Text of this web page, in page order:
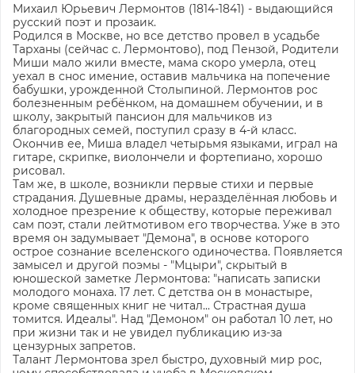
Михаил Юрьевич Лермонтов (1814-1841) - выдающийся
русский поэт и прозаик.
Родился в Москве, но все детство провел в усадьбе
Тарханы (сейчас с. Лермонтово), под Пензой, Родители
Миши мало жили вместе, мама скоро умерла, отец
уехал в снос имение, оставив мальчика на попечение
бабушки, урожденной Столыпиной. Лермонтов рос
болезненным ребёнком, на домашнем обучении, и в
школу, закрытый пансион для мальчиков из
благородных семей, поступил сразу в 4-й класс.
Окончив ее, Миша владел четырьмя языками, играл на
гитаре, скрипке, виолончели и фортепиано, хорошо
рисовал.
Там же, в школе, возникли первые стихи и первые
страдания. Душевные драмы, неразделённая любовь и
холодное презрение к обществу, которые переживал
сам поэт, стали лейтмотивом его творчества. Уже в это
время он задумывает "Демона", в основе которого
острое сознание вселенского одиночества. Появляется
замысел и другой поэмы - "Мцыри", скрытый в
юношеской заметке Лермонтова: "написать записки
молодого монаха. 17 лет. С детства он в монастыре,
кроме священных книг не читал... Страстная душа
томится. Идеалы". Над "Демоном" он работал 10 лет, но
при жизни так и не увидел публикацию из-за
цензурных запретов.
Талант Лермонтова зрел быстро, духовный мир рос,